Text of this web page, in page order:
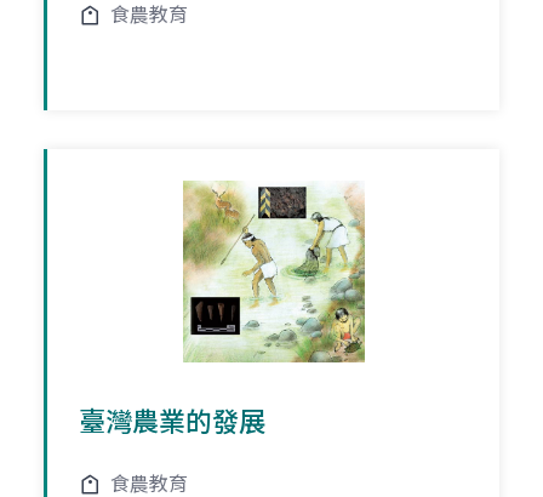
食農教育
臺灣農業的發展
食農教育